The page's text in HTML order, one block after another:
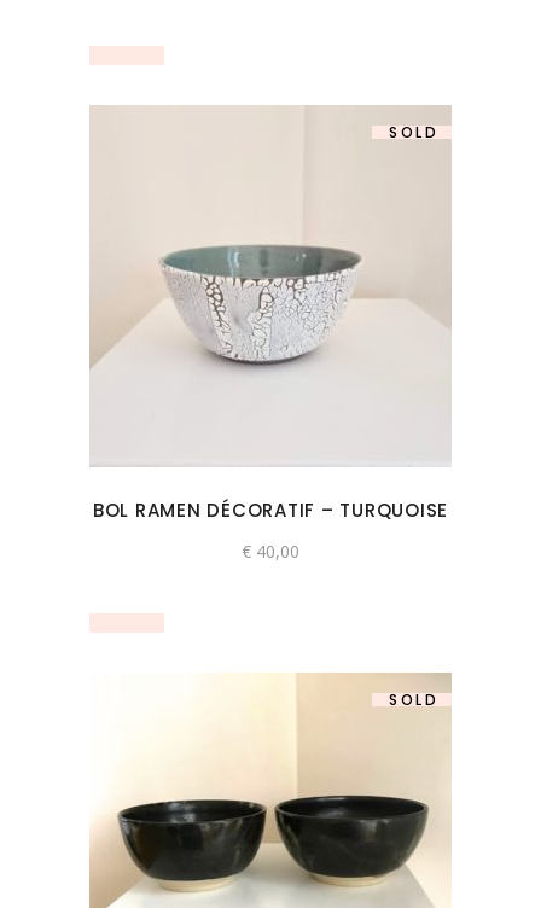
SOLD
BOL RAMEN DÉCORATIF – TURQUOISE
€ 40,00
SOLD